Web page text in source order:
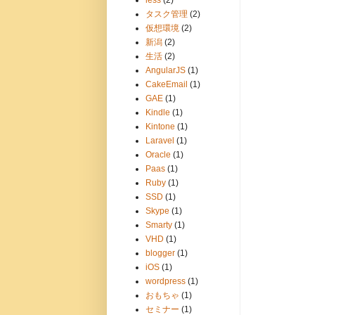
タスク管理 (2)
仮想環境 (2)
新潟 (2)
生活 (2)
AngularJS (1)
CakeEmail (1)
GAE (1)
Kindle (1)
Kintone (1)
Laravel (1)
Oracle (1)
Paas (1)
Ruby (1)
SSD (1)
Skype (1)
Smarty (1)
VHD (1)
blogger (1)
iOS (1)
wordpress (1)
おもちゃ (1)
セミナー (1)